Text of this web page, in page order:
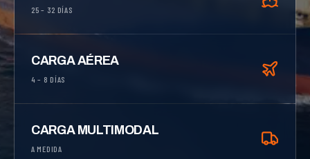
25 – 32 DÍAS
CARGA AÉREA
4 – 8 DÍAS
CARGA MULTIMODAL
A MEDIDA